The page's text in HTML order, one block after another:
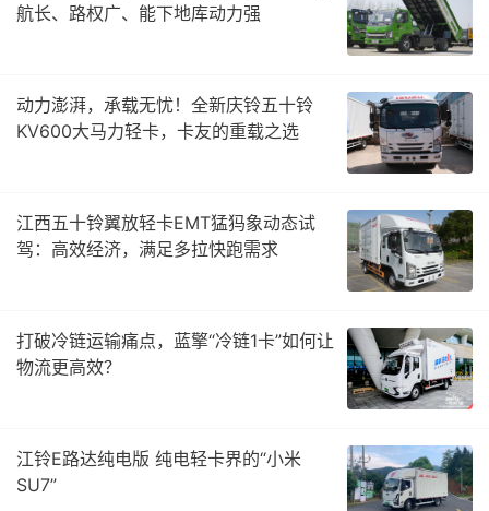
航长、路权广、能下地库动力强
动力澎湃，承载无忧！全新庆铃五十铃
KV600大马力轻卡，卡友的重载之选
江西五十铃翼放轻卡EMT猛犸象动态试
驾：高效经济，满足多拉快跑需求
打破冷链运输痛点，蓝擎“冷链1卡”如何让
物流更高效？
江铃E路达纯电版 纯电轻卡界的“小米
SU7”